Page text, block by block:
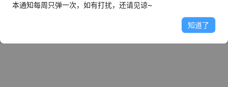
本通知每周只弹一次，如有打扰，还请见谅~
知道了